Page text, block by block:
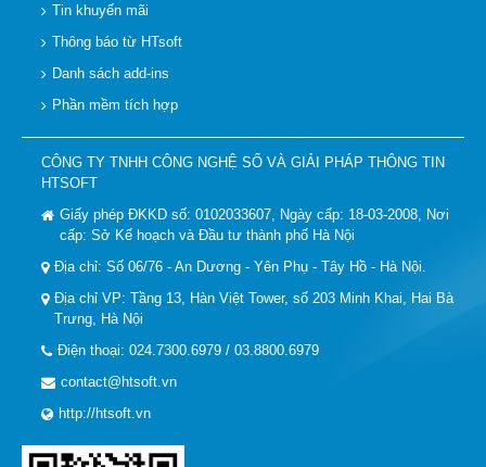
Tin khuyến mãi
Thông báo từ HTsoft
Danh sách add-ins
Phần mềm tích hợp
CÔNG TY TNHH CÔNG NGHỆ SỐ VÀ GIẢI PHÁP THÔNG TIN
HTSOFT
Giấy phép ĐKKD số: 0102033607, Ngày cấp: 18-03-2008, Nơi
cấp: Sở Kế hoạch và Đầu tư thành phố Hà Nội
Địa chỉ: Số 06/76 - An Dương - Yên Phụ - Tây Hồ - Hà Nội.
Địa chỉ VP: Tầng 13, Hàn Việt Tower, số 203 Minh Khai, Hai Bà
Trưng, Hà Nội
Điện thoại: 024.7300.6979 / 03.8800.6979
contact@htsoft.vn
http://htsoft.vn